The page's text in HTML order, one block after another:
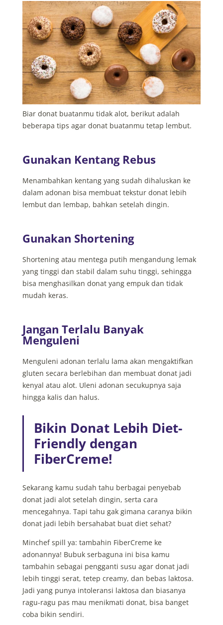
Biar donat buatanmu tidak alot, berikut adalah
beberapa tips agar donat buatanmu tetap lembut.
Gunakan Kentang Rebus
Menambahkan kentang yang sudah dihaluskan ke
dalam adonan bisa membuat tekstur donat lebih
lembut dan lembap, bahkan setelah dingin.
Gunakan Shortening
Shortening atau mentega putih mengandung lemak
yang tinggi dan stabil dalam suhu tinggi, sehingga
bisa menghasilkan donat yang empuk dan tidak
mudah keras.
Jangan Terlalu Banyak
Menguleni
Menguleni adonan terlalu lama akan mengaktifkan
gluten secara berlebihan dan membuat donat jadi
kenyal atau alot. Uleni adonan secukupnya saja
hingga kalis dan halus.
Bikin Donat Lebih Diet-
Friendly dengan
FiberCreme!
Sekarang kamu sudah tahu berbagai penyebab
donat jadi alot setelah dingin, serta cara
mencegahnya. Tapi tahu gak gimana caranya bikin
donat jadi lebih bersahabat buat diet sehat?
Minchef spill ya: tambahin FiberCreme ke
adonannya! Bubuk serbaguna ini bisa kamu
tambahin sebagai pengganti susu agar donat jadi
lebih tinggi serat, tetep creamy, dan bebas laktosa.
Jadi yang punya intoleransi laktosa dan biasanya
ragu-ragu pas mau menikmati donat, bisa banget
coba bikin sendiri.